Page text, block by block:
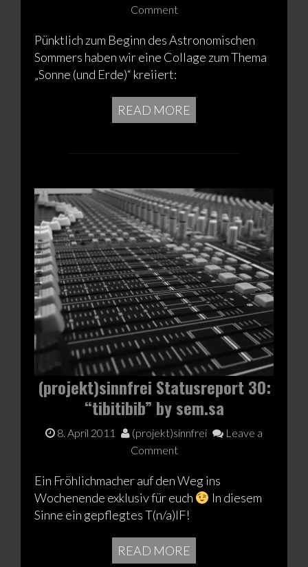
Comment
Pünktlich zum Beginn des Astronomischen
Sommers haben wir eine Collage zum Thema
„Sonne (und Erde)“ kreiiert:
READ MORE
(projekt)sinnfrei Statusreport 30:
“tibitibib” by sem.sa
8. April 2011 (projekt)sinnfrei
Leave a
Comment
Ein Fröhlichmacher auf den Weg ins
Wochenende exklusiv für euch
In diesem
Sinne ein gepflegtes T(n/a)IF!
READ MORE